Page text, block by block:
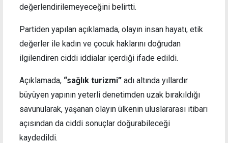
değerlendirilemeyeceğini belirtti.
Partiden yapılan açıklamada, olayın insan hayatı, etik
değerler ile kadın ve çocuk haklarını doğrudan
ilgilendiren ciddi iddialar içerdiği ifade edildi.
Açıklamada, “sağlık turizmi” adı altında yıllardır
büyüyen yapının yeterli denetimden uzak bırakıldığı
savunularak, yaşanan olayın ülkenin uluslararası itibarı
açısından da ciddi sonuçlar doğurabileceği
kaydedildi.